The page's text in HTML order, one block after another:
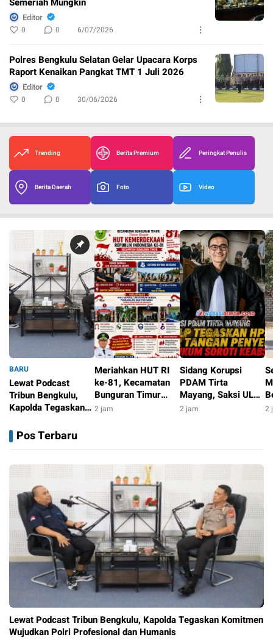
Editor
0 0 6/07/2026
Polres Bengkulu Selatan Gelar Upacara Korps
Raport Kenaikan Pangkat TMT 1 Juli 2026
Editor
0 0 30/06/2026
Trending Berita Premium Peringkat Penulis
Berita Daerah Foto Video
BARU
Lewat Podcast
Tribun Bengkulu,
Kapolda Tegaskan
Polri Profesional
dan Humanis
Meriahkan HUT RI
ke-81, Kecamatan
Bunguran Timur
Gelar Aksi Sosial
2 jam
Sidang Korupsi
PDAM Tirta
Mayang, Saksi ULP
Tegaskan
LPA
2 jam 2
Pos Terbaru
Lewat Podcast Tribun Bengkulu, Kapolda Tegaskan Komitmen
Wujudkan Polri Profesional dan Humanis